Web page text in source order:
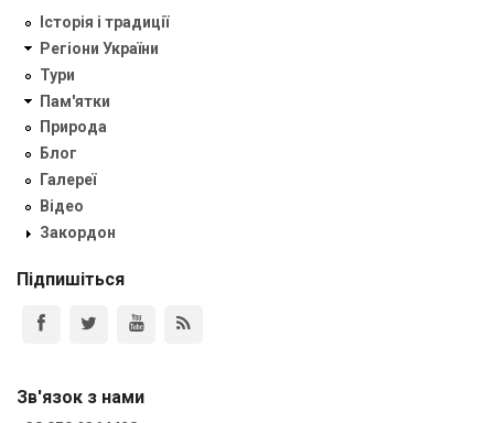
Історія і традиції
Регіони України
Тури
Пам'ятки
Природа
Блог
Галереї
Відео
Закордон
Підпишіться
Зв'язок з нами